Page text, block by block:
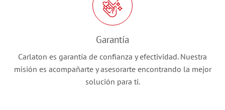
Garantía
Carlaton es garantía de confianza y efectividad. Nuestra
misión es acompañarte y asesorarte encontrando la mejor
solución para ti.